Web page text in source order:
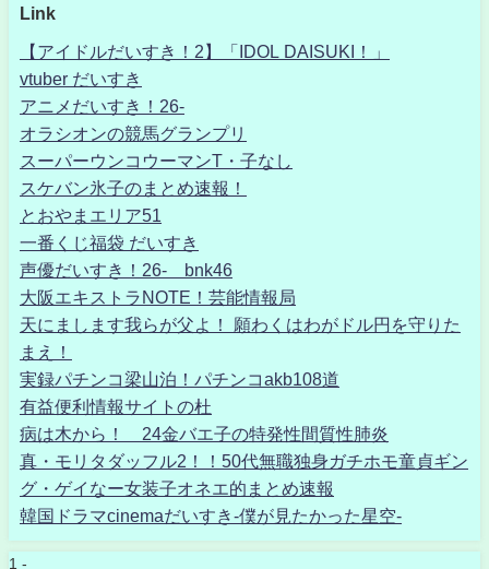
Link
【アイドルだいすき！2】「IDOL DAISUKI！」
vtuber だいすき
アニメだいすき！26-
オラシオンの競馬グランプリ
スーパーウンコウーマンT・子なし
スケバン氷子のまとめ速報！
とおやまエリア51
一番くじ福袋 だいすき
声優だいすき！26- bnk46
大阪エキストラNOTE！芸能情報局
天にまします我らが父よ！ 願わくはわがドル円を守りた
まえ！
実録パチンコ梁山泊！パチンコakb108道
有益便利情報サイトの杜
病は木から！ 24金バエ子の特発性間質性肺炎
真・モリタダッフル2！！50代無職独身ガチホモ童貞ギン
グ・ゲイなー女装子オネエ的まとめ速報
韓国ドラマcinemaだいすき-僕が見たかった星空-
1 -